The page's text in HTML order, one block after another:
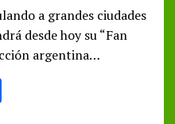
a grandes ciudades
desde hoy su “Fan
argentina…
S